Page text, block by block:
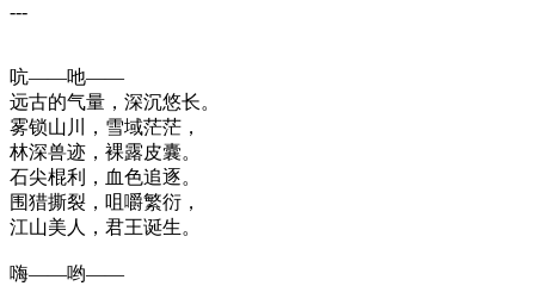
---
吭——吔——
远古的气量，深沉悠长。
雾锁山川，雪域茫茫，
林深兽迹，裸露皮囊。
石尖棍利，血色追逐。
围猎撕裂，咀嚼繁衍，
江山美人，君王诞生。
嗨——哟——